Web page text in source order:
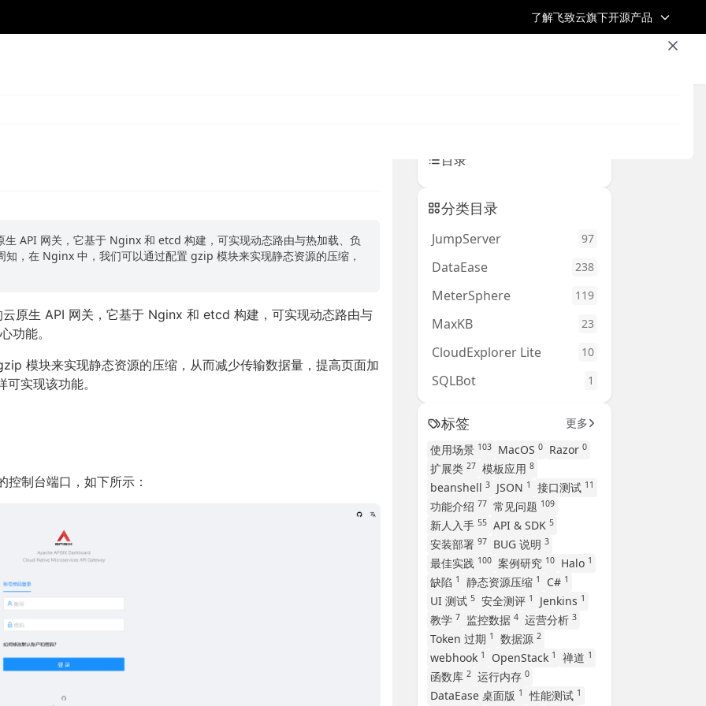
了解飞致云旗下开源产品
API 网关，它基于 Nginx 和 etcd 构建，可实现动态路由与热加载、负
，在 Nginx 中，我们可以通过配置 gzip 模块来实现静态资源的压缩，
原生 API 网关，它基于 Nginx 和 etcd 构建，可实现动态路由与
功能。
模块来实现静态资源的压缩，从而减少传输数据量，提高页面加
实现该功能。
制台端口，如下所示：
目录
分类目录
JumpServer 97
DataEase 238
MeterSphere 119
MaxKB 23
CloudExplorer Lite 10
SQLBot 1
标签
更多
使用场景 103 MacOS 0 Razor 0
扩展类 27 模板应用 8
beanshell 3 JSON 1 接口测试 11
功能介绍 77 常见问题 109
新人入手 55 API & SDK 5
安装部署 97 BUG 说明 3
最佳实践 100 案例研究 10 Halo 1
缺陷 1 静态资源压缩 1 C# 1
UI 测试 5 安全测评 1 Jenkins 1
教学 7 监控数据 4 运营分析 3
Token 过期 1 数据源 2
webhook 1 OpenStack 1 禅道 1
函数库 2 运行内存 0
DataEase 桌面版 1 性能测试 1